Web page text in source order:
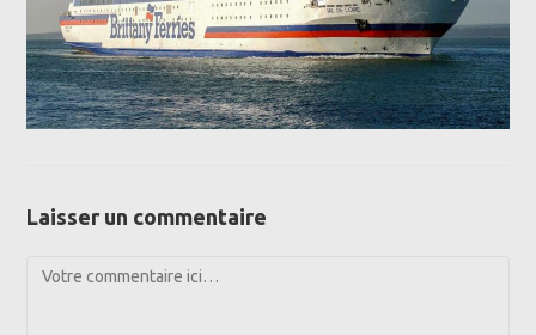
Laisser un commentaire
Comment